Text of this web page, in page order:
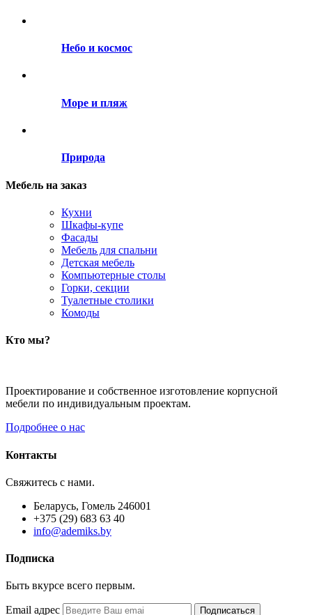
Небо и космос
Море и пляж
Природа
Мебель на заказ
Кухни
Шкафы-купе
Фасады
Мебель для спальни
Детская мебель
Компьютерные столы
Горки, секции
Туалетные столики
Комоды
Кто мы?
Проектирование и собственное изготовление корпусной
мебели по индивидуальным проектам.
Подробнее о нас
Контакты
Свяжитесь с нами.
Беларусь, Гомель 246001
+375 (29) 683 63 40
info@ademiks.by
Подписка
Быть вкурсе всего первым.
Email адрес Подписаться